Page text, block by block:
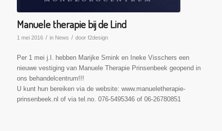
Manuele therapie bij de Lind
1 mei 2016 / in News / door f2design
Per 1 mei j.l. hebben Marijke Smink en Ineke Visschers een
nieuwe vestiging van Manuele Therapie Prinsenbeek geopend in
ons behandelcentrum!!!
U kunt hun bereiken via de website: www.manueletherapie-
prinsenbeek.nl of via tel.no. 076-5495346 of 06-26780851